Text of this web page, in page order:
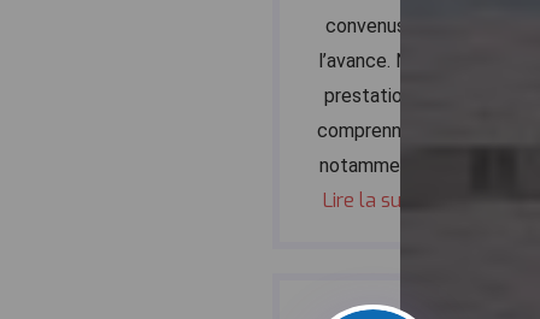
convenus à
l’avance. Nos
prestations
comprennent
notamment :
Lire la suite